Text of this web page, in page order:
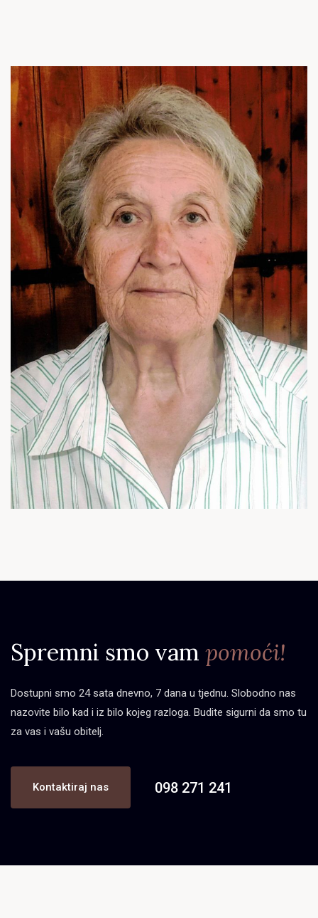
Spremni smo vam pomoći!
Dostupni smo 24 sata dnevno, 7 dana u tjednu. Slobodno nas
nazovite bilo kad i iz bilo kojeg razloga. Budite sigurni da smo tu
za vas i vašu obitelj.
Kontaktiraj nas 098 271 241